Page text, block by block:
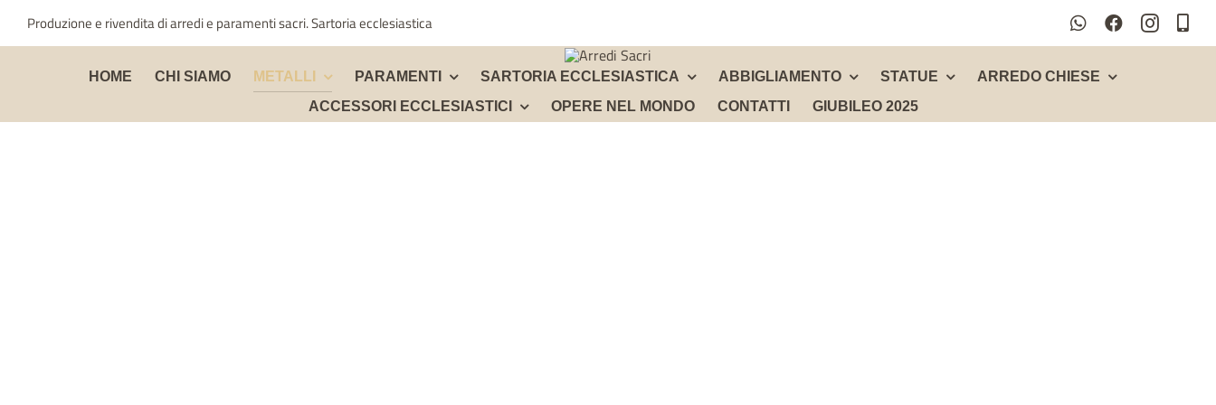
Produzione e rivendita di arredi e paramenti sacri. Sartoria ecclesiastica
HOME CHI SIAMO METALLI PARAMENTI SARTORIA ECCLESIASTICA ABBIGLIAMENTO STATUE
ARREDO CHIESE
ACCESSORI ECCLESIASTICI
OPERE NEL MONDO CONTATTI GIUBILEO 2025